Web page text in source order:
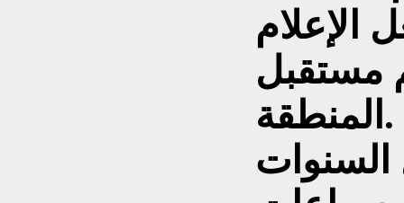
الإعلام
مستقبل
المنطقة.